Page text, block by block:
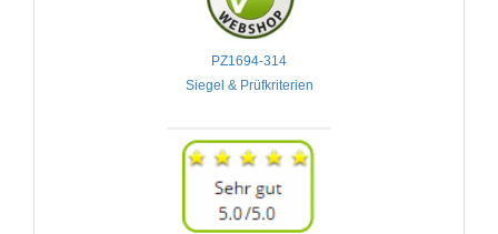
PZ1694-314
Siegel & Prüfkriterien